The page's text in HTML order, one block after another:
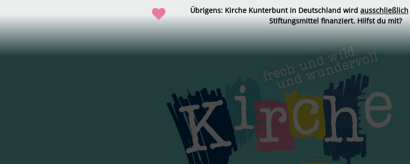
Übrigens: Kirche Kunterbunt in Deutschland wird ausschließlich
Stiftungsmittel finanziert. Hilfst du mit?